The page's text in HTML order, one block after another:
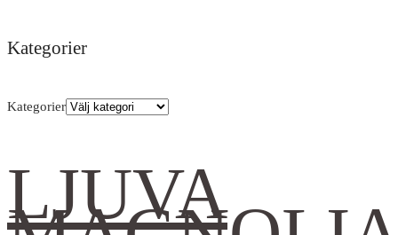
Kategorier
Kategorier
LJUVA